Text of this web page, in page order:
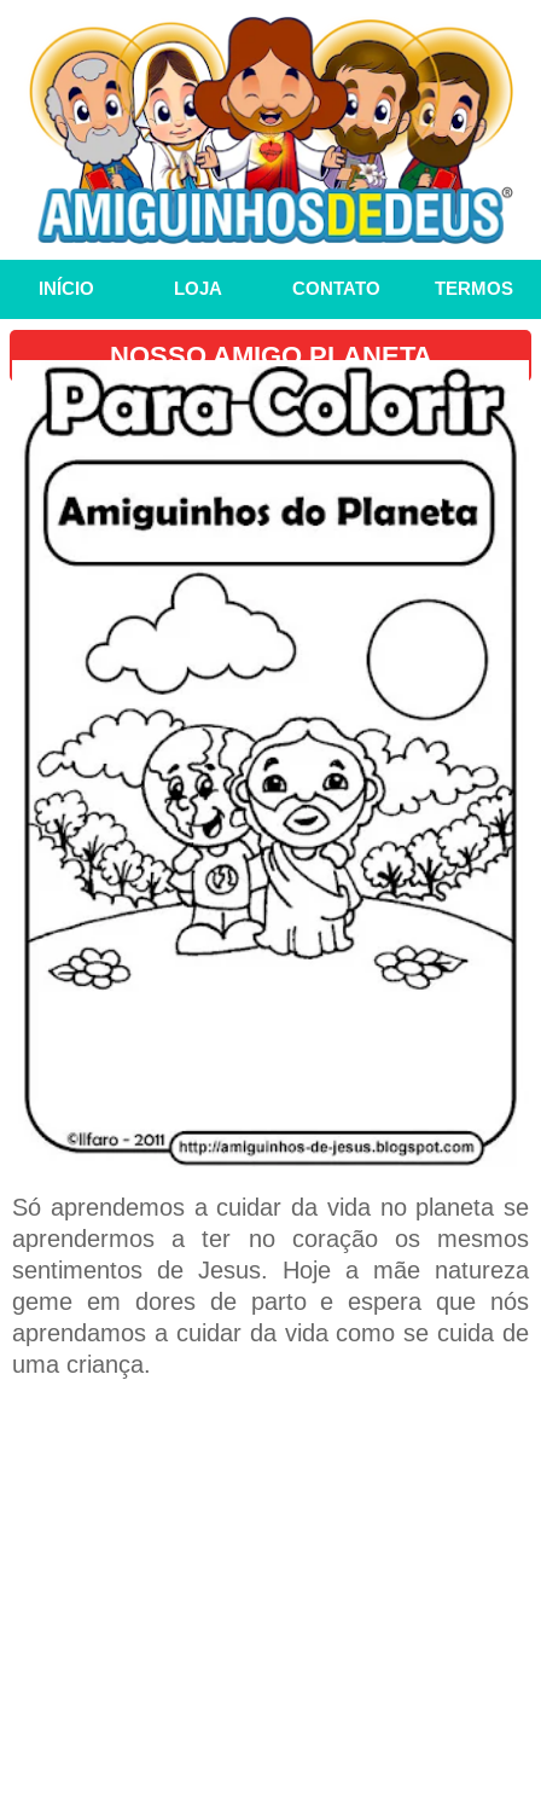
INÍCIO LOJA CONTATO TERMOS
NOSSO AMIGO PLANETA
Só aprendemos a cuidar da vida no planeta se
aprendermos a ter no coração os mesmos
sentimentos de Jesus. Hoje a mãe natureza
geme em dores de parto e espera que nós
aprendamos a cuidar da vida como se cuida de
uma criança.